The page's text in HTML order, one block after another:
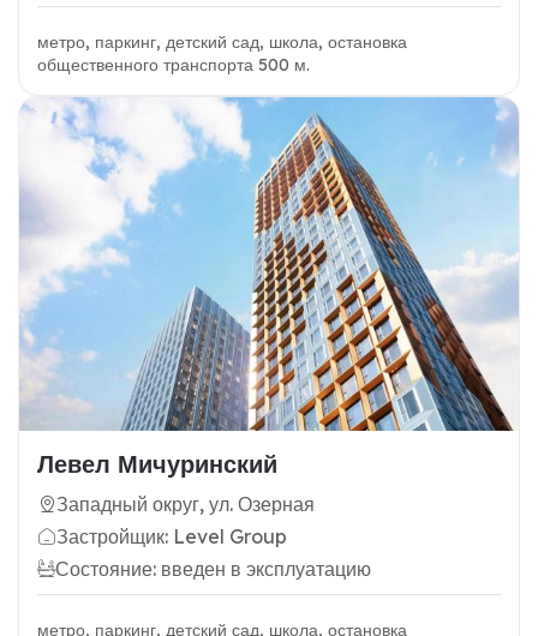
метро, паркинг, детский сад, школа, остановка
общественного транспорта 500 м.
Левел Мичуринский
Западный округ, ул. Озерная
Застройщик: Level Group
Состояние: введен в эксплуатацию
метро, паркинг, детский сад, школа, остановка